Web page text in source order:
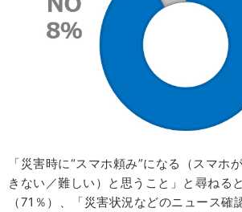
「災害時に“スマホ頼み”になる（スマホ
きない／難しい）と思うこと」と尋ねる
（71％）、「災害状況などのニュース確